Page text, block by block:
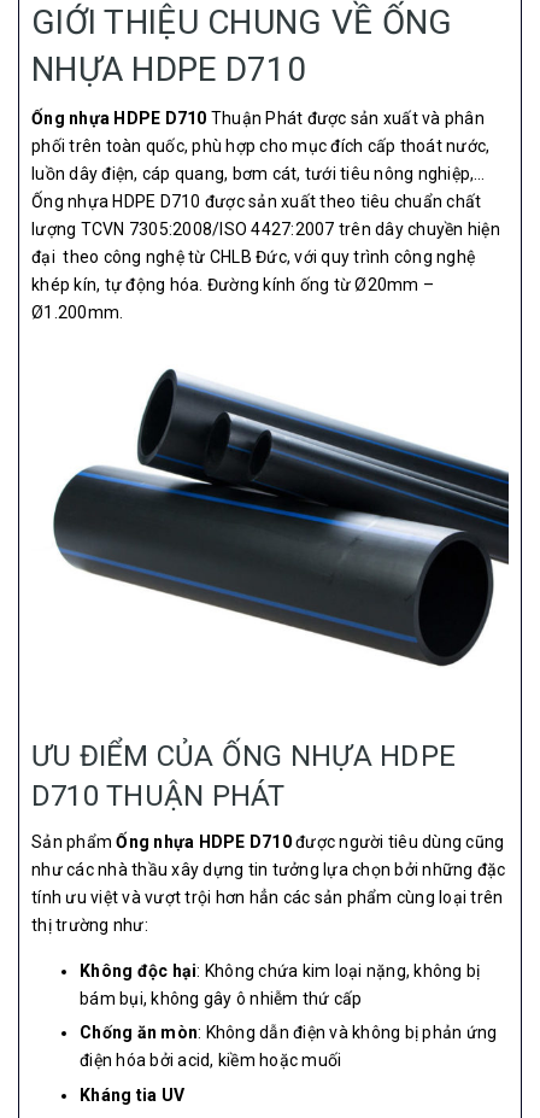
GIỚI THIỆU CHUNG VỀ ỐNG
NHỰA HDPE D710
Ống nhựa HDPE D710 Thuận Phát được sản xuất và phân
phối trên toàn quốc, phù hợp cho mục đích cấp thoát nước,
luồn dây điện, cáp quang, bơm cát, tưới tiêu nông nghiệp,…
Ống nhựa HDPE D710 được sản xuất theo tiêu chuẩn chất
lượng TCVN 7305:2008/ISO 4427:2007 trên dây chuyền hiện
đại theo công nghệ từ CHLB Đức, với quy trình công nghệ
khép kín, tự động hóa. Đường kính ống từ Ø20mm –
Ø1.200mm.
ƯU ĐIỂM CỦA ỐNG NHỰA HDPE
D710 THUẬN PHÁT
Sản phẩmỐng nhựa HDPE D710được người tiêu dùng cũng
như các nhà thầu xây dựng tin tưởng lựa chọn bởi những đặc
tính ưu việt và vượt trội hơn hẳn các sản phẩm cùng loại trên
thị trường như:
Không độc hại: Không chứa kim loại nặng, không bị
bám bụi, không gây ô nhiễm thứ cấp
Chống ăn mòn: Không dẫn điện và không bị phản ứng
điện hóa bởi acid, kiềm hoặc muối
Kháng tia UV